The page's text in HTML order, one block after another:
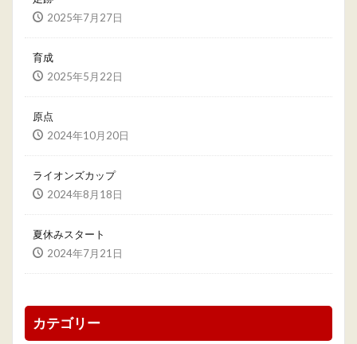
2025年7月27日
育成
2025年5月22日
原点
2024年10月20日
ライオンズカップ
2024年8月18日
夏休みスタート
2024年7月21日
カテゴリー